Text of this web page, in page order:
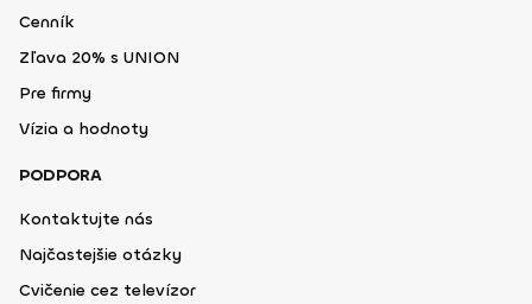
Cenník
Zľava 20% s UNION
Pre firmy
Vízia a hodnoty
PODPORA
Kontaktujte nás
Najčastejšie otázky
Cvičenie cez televízor